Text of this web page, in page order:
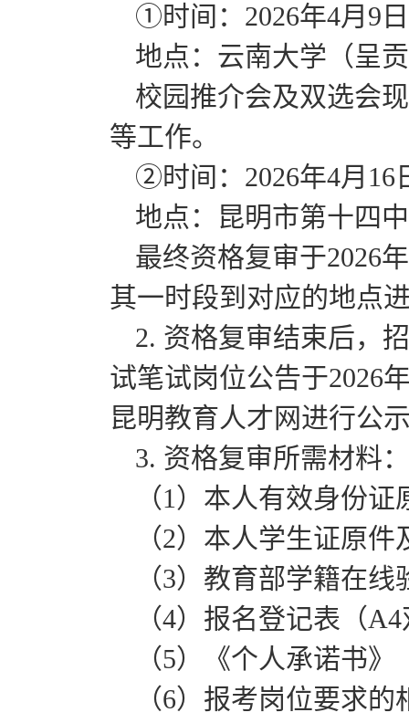
①时间：2026年4月9日
地点：云南大学（呈
校园推介会及双选会
等工作。
②时间：2026年4月16
地点：昆明市第十四
最终资格复审于2026
其一时段到对应的地点
2. 资格复审结束后，
试笔试岗位公告于2026
昆明教育人才网进行公
3. 资格复审所需材料：
（1）本人有效身份
（2）本人学生证原
（3）教育部学籍在
（4）报名登记表（
（5）《个人承诺书
（6）报考岗位要求